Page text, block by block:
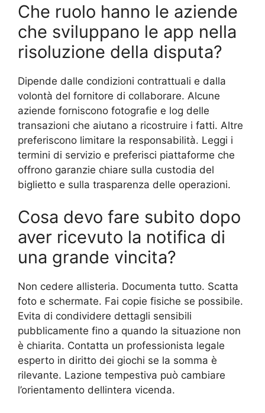
Che ruolo hanno le aziende
che sviluppano le app nella
risoluzione della disputa?
Dipende dalle condizioni contrattuali e dalla
volontà del fornitore di collaborare. Alcune
aziende forniscono fotografie e log delle
transazioni che aiutano a ricostruire i fatti. Altre
preferiscono limitare la responsabilità. Leggi i
termini di servizio e preferisci piattaforme che
offrono garanzie chiare sulla custodia del
biglietto e sulla trasparenza delle operazioni.
Cosa devo fare subito dopo
aver ricevuto la notifica di
una grande vincita?
Non cedere allisteria. Documenta tutto. Scatta
foto e schermate. Fai copie fisiche se possibile.
Evita di condividere dettagli sensibili
pubblicamente fino a quando la situazione non
è chiarita. Contatta un professionista legale
esperto in diritto dei giochi se la somma è
rilevante. Lazione tempestiva può cambiare
l’orientamento dellintera vicenda.